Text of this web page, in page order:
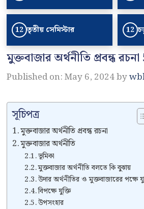
12 তৃতীয় সেমিস্টার 12
মুক্তবাজার অর্থনীতি প্রবন্ধ
Published on: May 6, 2024by
সূচিপত্র
মুক্তবাজার অর্থনীতি প্রবন্ধ রচনা
মুক্তবাজার অর্থনীতি
ভূমিকা
মুক্তবাজার অর্থনীতি বলতে কি বুঝায়
উদার অর্থনীতির ও মুক্তবাজারের পক্ষে
বিপক্ষে যুক্তি
উপসংহার